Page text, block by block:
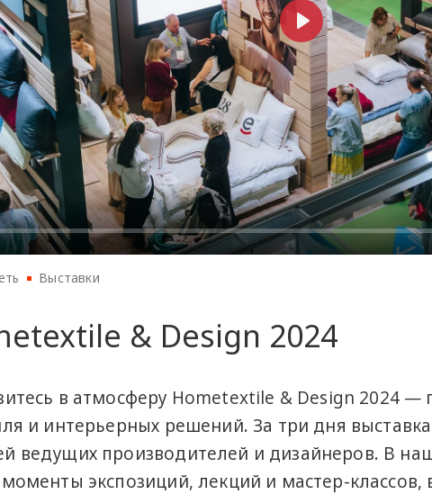
Выставки
& Design 2024
в атмосферу Hometextile & Design 2024 —
и интерьерных решений. За три дня
ведущих производителей и дизайнеров. В
экспозиций, лекций и мастер-